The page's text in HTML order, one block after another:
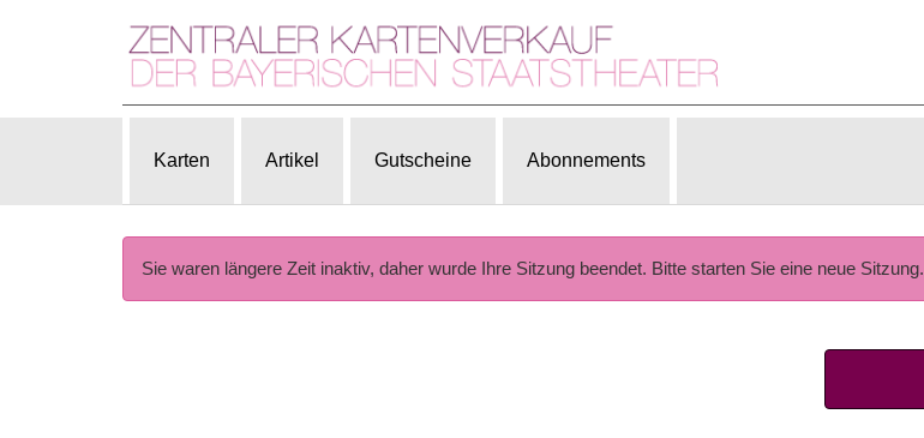
Karten Artikel Gutscheine Abonnements
Sie waren längere Zeit inaktiv, daher wurde Ihre Sitzung beendet. Bitte starten Sie eine neue Sitzung.